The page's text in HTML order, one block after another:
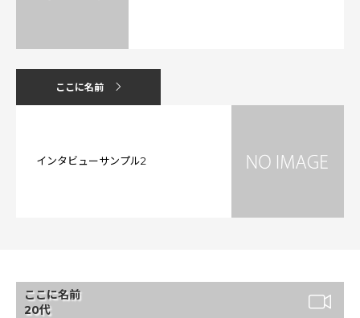
ここに名前
インタビューサンプル2
ここに名前
20代